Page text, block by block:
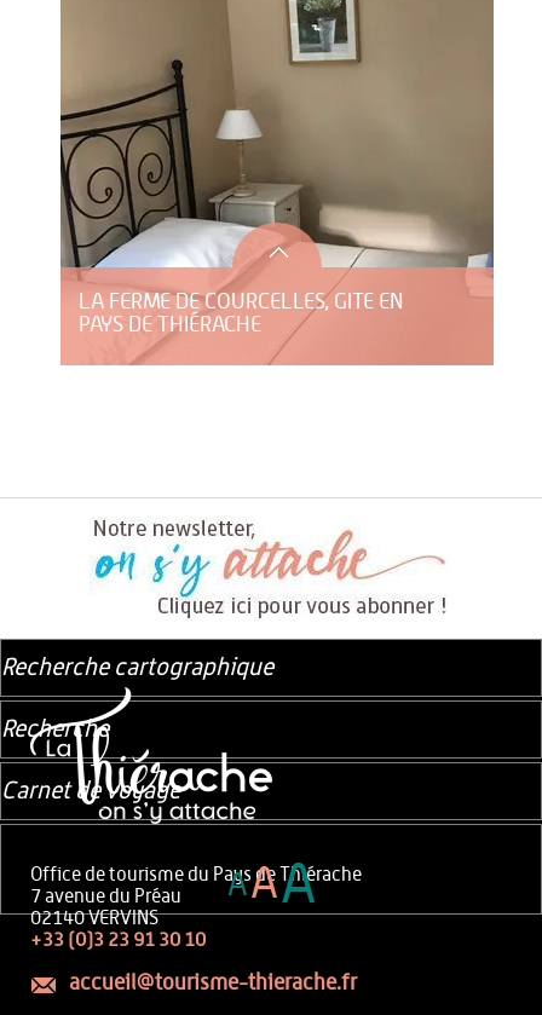
LA FERME DE COURCELLES, GITE EN
PAYS DE THIÉRACHE
Office de tourisme du Pays de Thiérache
7 avenue du Préau
02140 VERVINS
+33 (0)3 23 91 30 10
accueil@tourisme-thierache.fr
Recherche cartographique
Recherche
Carnet de voyage
AAA